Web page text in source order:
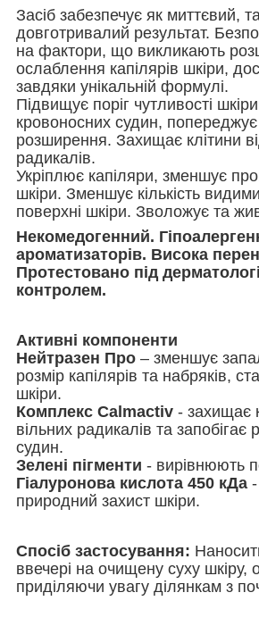
Засіб забезпечує як миттєвий,
довготривалий результат.
на фактори, що викликають
ослаблення капілярів шкіри,
завдяки унікальній формулі.
Підвищує поріг чутливості
кровоносних судин,
розширення. Захищає клітини
радикалів.
Укріплює капіляри, зменшує
шкіри. Зменшує кількість
поверхні шкіри. Зволожує та
Некомедогенний.
ароматизаторів. Висока
Протестовано під
контролем.
Активні компоненти
Нейтразен Про – зменшує
розмір капілярів та набряків,
шкіри.
Комплекс Calmactiv - захищає
вільних радикалів та
судин.
Зелені пігменти - вирівнюють
Гіалуронова кислота 450 кДа
природний захист шкіри.
Спосіб застосування:
ввечері на очищену суху шкіру,
приділяючи увагу ділянкам з